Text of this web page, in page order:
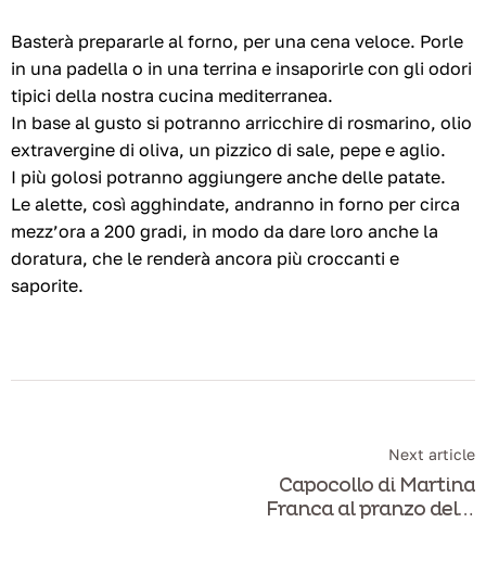
Basterà prepararle al forno, per una cena veloce. Porle
in una padella o in una terrina e insaporirle con gli odori
tipici della nostra cucina mediterranea.
In base al gusto si potranno arricchire di rosmarino, olio
extravergine di oliva, un pizzico di sale, pepe e aglio.
I più golosi potranno aggiungere anche delle patate.
Le alette, così agghindate, andranno in forno per circa
mezz’ora a 200 gradi, in modo da dare loro anche la
doratura, che le renderà ancora più croccanti e
saporite.
Next article
Capocollo di Martina
Franca al pranzo della